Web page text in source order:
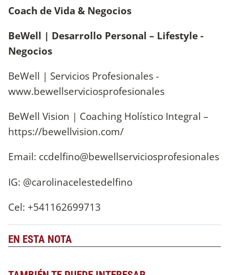
Coach de Vida & Negocios
BeWell | Desarrollo Personal – Lifestyle -
Negocios
BeWell | Servicios Profesionales -
www.bewellserviciosprofesionales
BeWell Vision | Coaching Holístico Integral –
https://bewellvision.com/
Email: ccdelfino@bewellserviciosprofesionales
IG: @carolinacelestedelfino
Cel: +541162699713
EN ESTA NOTA